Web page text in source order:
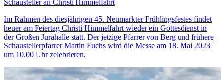
Schausteller an Christi Himmelfahrt
Im Rahmen des diesjährigen 45. Neumarkter Frühlingsfestes findet
heuer am Feiertag Christi Himmelfahrt wieder ein Gottesdienst in
der Großen Jurahalle statt. Der jetzige Pfarrer von Berg und frühere
Schaustellerpfarrer Martin Fuchs wird die Messe am 18. Mai 2023
um 10.00 Uhr zelebrieren.